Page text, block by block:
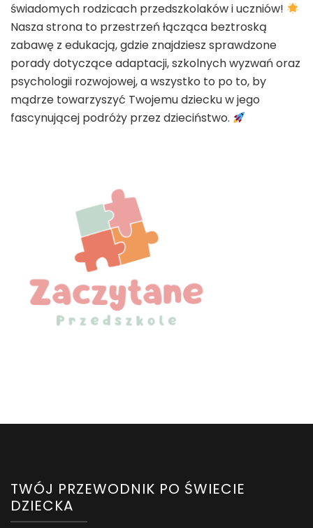
świadomych rodzicach przedszkolaków i uczniów!
Nasza strona to przestrzeń łącząca beztroską
zabawę z edukacją, gdzie znajdziesz sprawdzone
porady dotyczące adaptacji, szkolnych wyzwań oraz
psychologii rozwojowej, a wszystko to po to, by
mądrze towarzyszyć Twojemu dziecku w jego
fascynującej podróży przez dzieciństwo.
TWÓJ PRZEWODNIK PO ŚWIECIE
DZIECKA